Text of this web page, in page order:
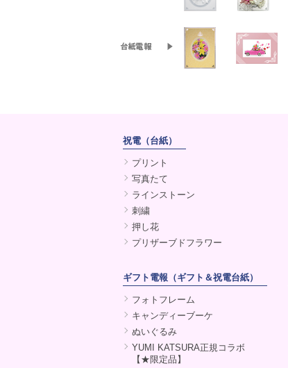
祝電（台紙）
プリント
写真たて
ラインストーン
刺繍
押し花
プリザーブドフラワー
ギフト電報（ギフト＆祝電台紙）
フォトフレーム
キャンディーブーケ
ぬいぐるみ
YUMI KATSURA正規コラボ
【★限定品】